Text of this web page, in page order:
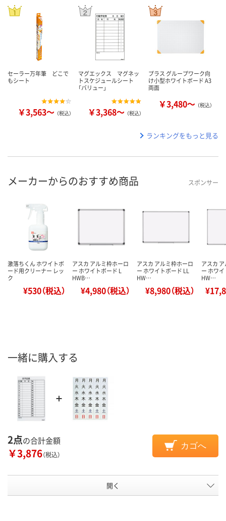
セーラー万年筆 どこで
もシート
￥3,563～ （税込）
マグエックス マグネッ
トスケジュールシート
「バリュー」
￥3,368～ （税込）
プラス グループワーク向
け小型ホワイトボード A3
両面
￥3,480～ （税込）
ランキングをもっと見る
メーカーからのおすすめ商品 スポンサー
激落ちくん ホワイトボ
ード用クリーナー レッ
ク
¥530（税込）
アスカ アルミ枠ホーロ
ー ホワイトボード L
HWB…
¥4,980（税込）
アスカ アルミ枠ホーロ
ー ホワイトボード LL
HW…
¥8,980（税込）
アスカ
ー ホワ
HW…
一緒に購入する
2点の合計金額
￥3,876（税込）
カゴへ
開く